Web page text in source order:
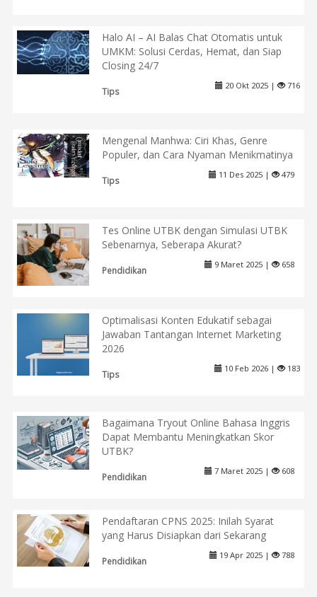
Halo AI – AI Balas Chat Otomatis untuk
UMKM: Solusi Cerdas, Hemat, dan Siap
Closing 24/7
Tips
20 Okt 2025 | 716
Mengenal Manhwa: Ciri Khas, Genre
Populer, dan Cara Nyaman Menikmatinya
Tips
11 Des 2025 | 479
Tes Online UTBK dengan Simulasi UTBK
Sebenarnya, Seberapa Akurat?
Pendidikan
9 Maret 2025 | 658
Optimalisasi Konten Edukatif sebagai
Jawaban Tantangan Internet Marketing
2026
Tips
10 Feb 2026 | 183
Bagaimana Tryout Online Bahasa Inggris
Dapat Membantu Meningkatkan Skor
UTBK?
Pendidikan
7 Maret 2025 | 608
Pendaftaran CPNS 2025: Inilah Syarat
yang Harus Disiapkan dari Sekarang
Pendidikan
19 Apr 2025 | 788